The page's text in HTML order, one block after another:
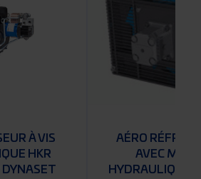
À VIS
HKR
AÉRO
AVEC
HYDRAULIQUE